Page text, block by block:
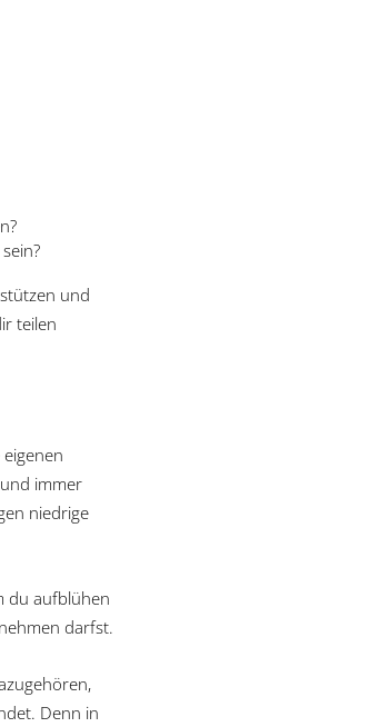
und
teilen
immer
niedrige
du aufblühen
darfst.
Denn in